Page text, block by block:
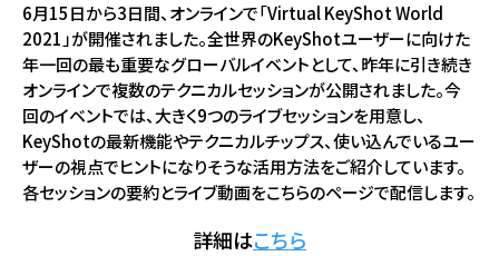
6月15日から3日間、オンラインで「Virtual KeyShot World
2021」が開催されました。全世界のKeyShotユーザーに向けた
年一回の最も重要なグローバルイベントとして、昨年に引き続き
オンラインで複数のテクニカルセッションが公開されました。今
回のイベントでは、大きく9つのライブセッションを用意し、
KeyShotの最新機能やテクニカルチップス、使い込んでいるユー
ザーの視点でヒントになりそうな活用方法をご紹介しています。
各セッションの要約とライブ動画をこちらのページで配信します。
詳細はこちら